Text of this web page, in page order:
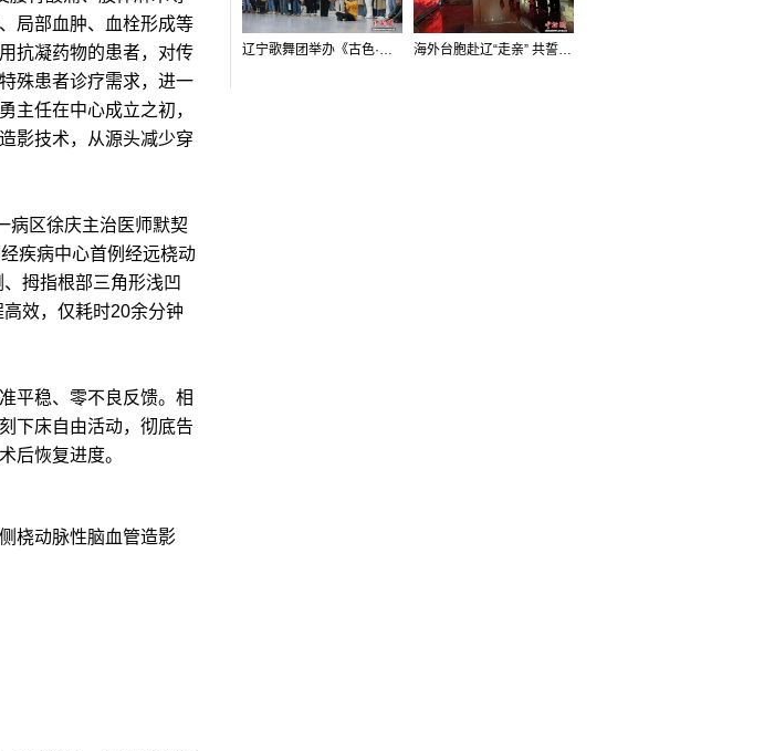
局部血肿、血栓形成等
抗凝药物的患者，对传
殊患者诊疗需求，进一
主任在中心成立之初，
影技术，从源头减少穿
区徐庆主治医师默契
疾病中心首例经远桡动
拇指根部三角形浅凹
效，仅耗时20余分钟
平稳、零不良反馈。相
下床自由活动，彻底告
后恢复进度。
桡动脉性脑血管造影
辽宁歌舞团举办《古色·国宝辽宁》排练开放日活动 海外台胞赴辽“走亲” 共誓“和平初心”